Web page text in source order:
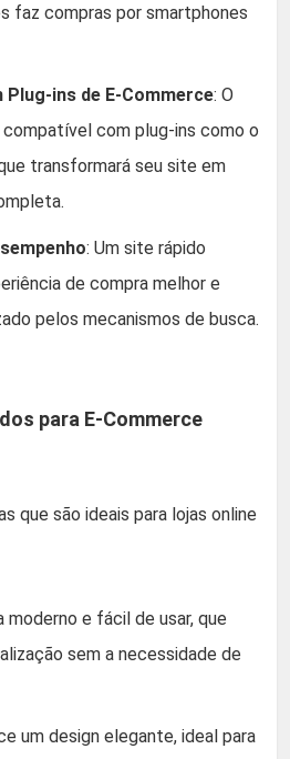
faz compras por smartphones
Plug-ins de E-Commerce: O
com plug-ins como o
transformará seu site em
: Um site rápido
de compra melhor e
pelos mecanismos de busca.
para E-Commerce
que são ideais para lojas online
moderno e fácil de usar, que
sem a necessidade de
um design elegante, ideal para